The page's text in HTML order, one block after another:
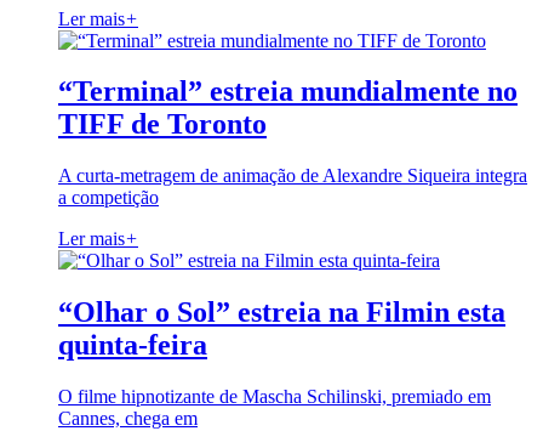
Ler mais+
“Terminal” estreia mundialmente no
TIFF de Toronto
A curta-metragem de animação de Alexandre Siqueira integra
a competição
Ler mais+
“Olhar o Sol” estreia na Filmin esta
quinta-feira
O filme hipnotizante de Mascha Schilinski, premiado em
Cannes, chega em